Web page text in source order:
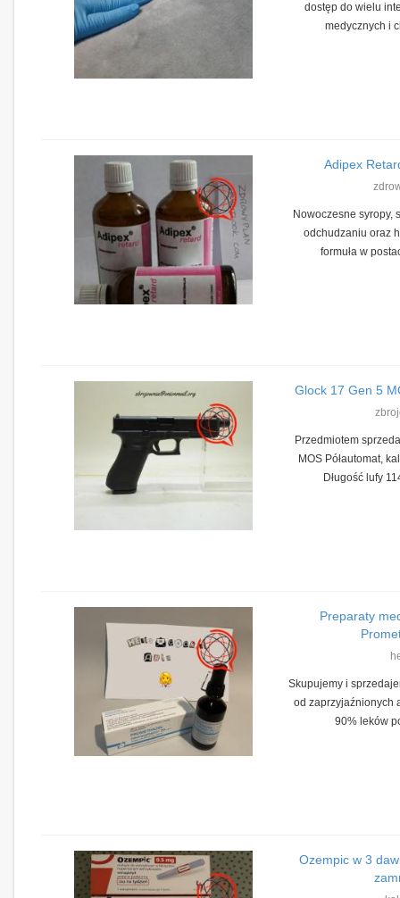
dostęp do wielu
medycznych i
Adipex
Nowoczesne syropy,
odchudzaniu oraz
formuła w
Glock 17 Gen 5
Przedmiotem
MOS Półautomat,
Długość lufy
Preparaty
Skupujemy i
od zaprzyjaźnionych
90% leków
Ozempic w 3